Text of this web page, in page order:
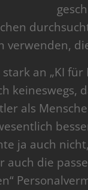
verwenden,
an „KI
keineswegs,
als
ja auch
auch die